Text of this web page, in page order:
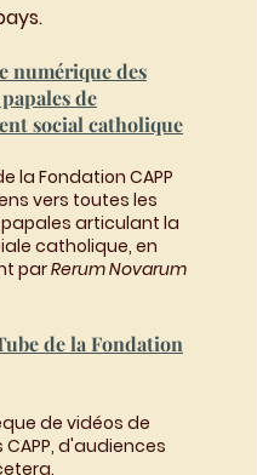
numérique des
de
social catholique
la Fondation CAPP
vers toutes les
articulant la
catholique, en
parRerum Novarum
de la Fondation
de vidéos de
d'audiences